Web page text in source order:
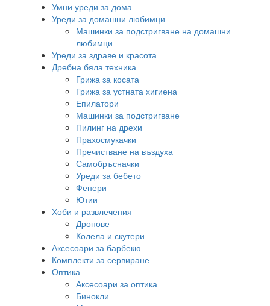
Умни уреди за дома
Уреди за домашни любимци
Машинки за подстригване на домашни
любимци
Уреди за здраве и красота
Дребна бяла техника
Грижа за косата
Грижа за устната хигиена
Епилатори
Машинки за подстригване
Пилинг на дрехи
Прахосмукачки
Пречистване на въздуха
Самобръсначки
Уреди за бебето
Фенери
Ютии
Хоби и развлечения
Дронове
Колела и скутери
Аксесоари за барбекю
Комплекти за сервиране
Оптика
Аксесоари за оптика
Бинокли